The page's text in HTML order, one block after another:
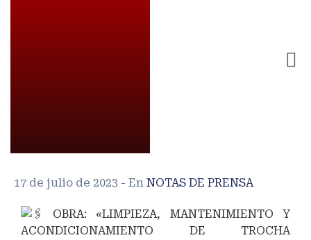
17 de julio de 2023 - En NOTAS DE PRENSA
OBRA: «LIMPIEZA, MANTENIMIENTO Y
ACONDICIONAMIENTO DE TROCHA